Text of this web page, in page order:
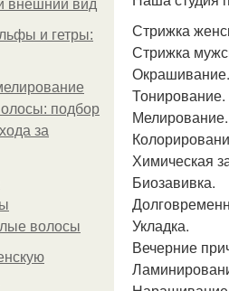
внешний вид
и гетры:
подбор
за
волосы
Стрижка
Стрижка
Окрашивание.
Тонирование.
Мелирование.
Химическая
Биозавивка.
Укладка.
Вечерние